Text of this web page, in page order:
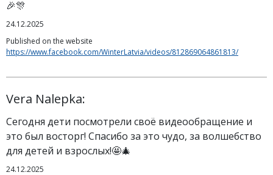
🎉🎊
24.12.2025
Published on the website
https://www.facebook.com/WinterLatvia/videos/812869064861813/
Vera Nalepka:
Сегодня дети посмотрели своё видеообращение и
это был восторг! Спасибо за это чудо, за волшебство
для детей и взрослых!🤩🎄
24.12.2025